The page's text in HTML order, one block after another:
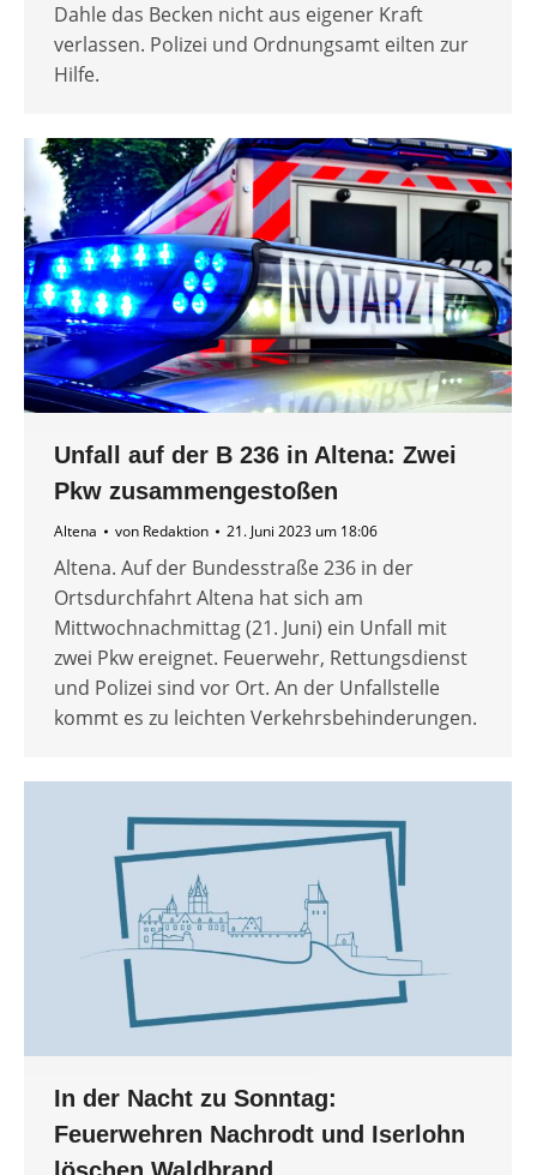
Dahle das Becken nicht aus eigener Kraft
verlassen. Polizei und Ordnungsamt eilten zur
Hilfe.
Unfall auf der B 236 in Altena: Zwei
Pkw zusammengestoßen
Altena von Redaktion 21. Juni 2023 um 18:06
Altena. Auf der Bundesstraße 236 in der
Ortsdurchfahrt Altena hat sich am
Mittwochnachmittag (21. Juni) ein Unfall mit
zwei Pkw ereignet. Feuerwehr, Rettungsdienst
und Polizei sind vor Ort. An der Unfallstelle
kommt es zu leichten Verkehrsbehinderungen.
In der Nacht zu Sonntag:
Feuerwehren Nachrodt und Iserlohn